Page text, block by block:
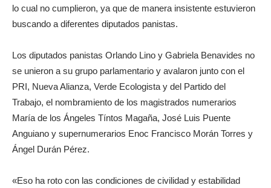
lo cual no cumplieron, ya que de manera insistente estuvieron
buscando a diferentes diputados panistas.
Los diputados panistas Orlando Lino y Gabriela Benavides no
se unieron a su grupo parlamentario y avalaron junto con el
PRI, Nueva Alianza, Verde Ecologista y del Partido del
Trabajo, el nombramiento de los magistrados numerarios
María de los Ángeles Tíntos Magaña, José Luis Puente
Anguiano y supernumerarios Enoc Francisco Morán Torres y
Ángel Durán Pérez.
«Eso ha roto con las condiciones de civilidad y estabilidad